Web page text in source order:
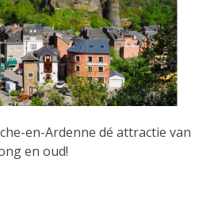
en-Ardenne dé attractie van
en oud!